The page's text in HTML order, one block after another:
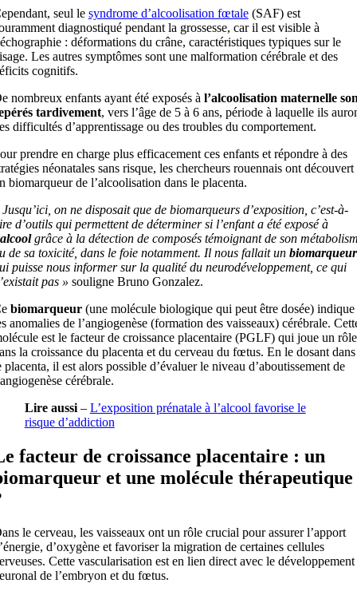
seul le syndrome d’alcoolisation fœtale(SAF) est
diagnostiqué pendant la grossesse, car il est visible à
: déformations du crâne, caractéristiques typiques sur le
Les autres symptômes sont une malformation cérébrale et des
cognitifs.
nombreux enfants ayant été exposés à l’alcoolisation maternelle
tardivement, vers l’âge de 5 à 6 ans, période à laquelle ils
difficultés d’apprentissage ou des troubles du comportement.
prendre en charge plus efficacement ces enfants et répondre à des
néonatales sans risque, les chercheurs rouennais ont découvert
biomarqueur de l’alcoolisation dans le placenta.
on ne disposait que de biomarqueurs d’exposition, c’est-à-
d’outils qui permettent de déterminer si l’enfant a été exposé à
alcoolgrâce à la détection de composés témoignant de son
de sa toxicité, dans le foie notamment. Il nous fallait un biomarqueur
puisse nous informer sur la qualité du neurodéveloppement, ce qui
pas » souligne Bruno Gonzalez.
biomarqueur(une molécule biologique qui peut être dosée) indique
anomalies de l’angiogenèse (formation des vaisseaux) cérébrale.
est le facteur de croissance placentaire (PGLF) qui joue un rôle
la croissance du placenta et du cerveau du fœtus. En le dosant dans
placenta, il est alors possible d’évaluer le niveau d’aboutissement de
cérébrale.
Lire aussi– L’exposition prénatale à l’alcool favorise le
risque d’addiction
facteur de croissance placentaire : un
et une molécule thérapeutique
le cerveau, les vaisseaux ont un rôle crucial pour assurer l’apport
d’oxygène et favoriser la migration de certaines cellules
Cette vascularisation est en lien direct avec le développement
de l’embryon et du fœtus.